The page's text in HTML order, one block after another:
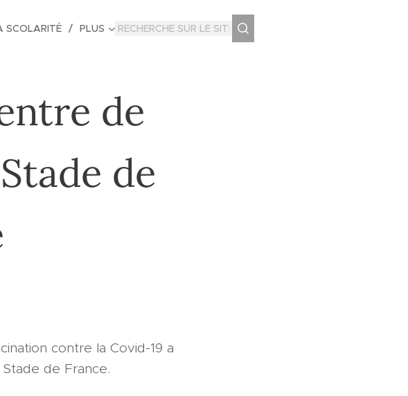
SCOLARITÉ PLUS
de
de
contre la Covid-19 a
de France.